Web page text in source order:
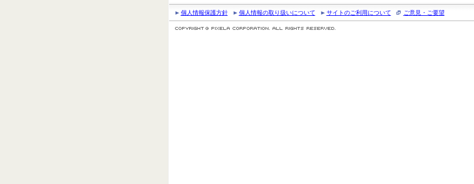
個人情報保護方針 個人情報の取り扱いについて サイトのご利用について ご意見・ご要望